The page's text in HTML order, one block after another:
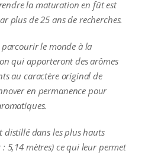
la maturation en fût est
plus de 25 ans de recherches.
parcourir le monde à la
qui apporteront des arômes
au caractère original de
en permanence pour
distillé dans les plus hauts
: 5,14 mètres) ce qui leur permet